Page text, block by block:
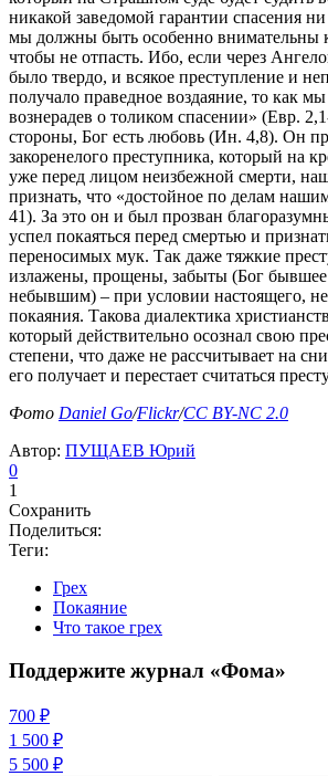
никакой заведомой гарантии спасения
мы должны быть особенно внимательны
чтобы не отпасть. Ибо, если через
было твердо, и всякое преступление и
получало праведное воздаяние, то как
вознерадев о толиком спасении» (Евр.
стороны, Бог есть любовь (Ин. 4,8). Он
закоренелого преступника, который на
уже перед лицом неизбежной смерти,
признать, что «достойное по делам
41). За это он и был прозван
успел покаяться перед смертью и
переносимых мук. Так даже тяжкие
излажены, прощены, забыты (Бог бывшее
небывшим) – при условии настоящего,
покаяния. Такова диалектика
который действительно осознал свою
степени, что даже не рассчитывает на
его получает и перестает считаться
Фото Daniel Go/Flickr/CC BY-NC 2.0
Автор: ПУЩАЕВ Юрий
0
1
Сохранить
Поделиться:
Теги:
Грех
Покаяние
Что такое грех
Поддержите журнал «Фома»
700 ₽
1 500 ₽
5 500 ₽